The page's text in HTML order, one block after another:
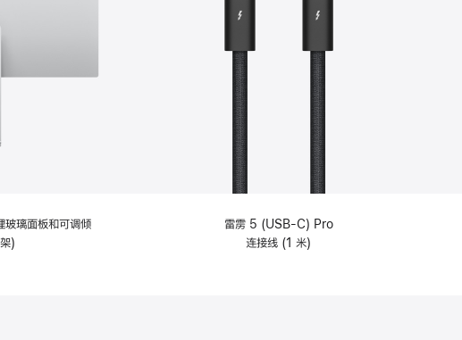
璃面板和可调倾
)
雷雳 5 (USB-C) Pro
连接线 (1 米)